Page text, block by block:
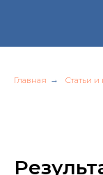
Главная → Статьи и